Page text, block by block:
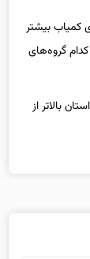
کمیاب بیشتر
گروه‌های